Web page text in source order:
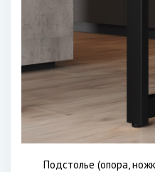
Подстолье (опора,